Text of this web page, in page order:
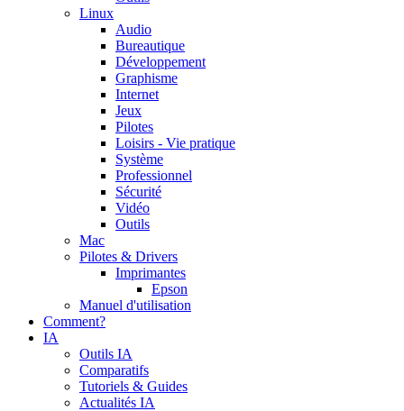
Linux
Audio
Bureautique
Développement
Graphisme
Internet
Jeux
Pilotes
Loisirs - Vie pratique
Système
Professionnel
Sécurité
Vidéo
Outils
Mac
Pilotes & Drivers
Imprimantes
Epson
Manuel d'utilisation
Comment?
IA
Outils IA
Comparatifs
Tutoriels & Guides
Actualités IA